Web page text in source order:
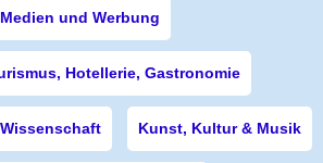
Medien und Werbung
Hotellerie, Gastronomie
Kunst, Kultur & Musik